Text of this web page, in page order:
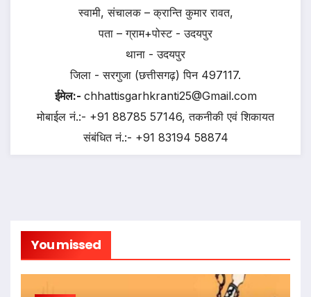
स्वामी, संचालक – क्रान्ति कुमार रावत,
पता – ग्राम+पोस्ट - उदयपुर
थाना - उदयपुर
जिला - सरगुजा (छत्तीसगढ़) पिन 497117.
ईमेल:- chhattisgarhkranti25@Gmail.com
मोबाईल नं.:- +91 88785 57146, तकनीकी एवं शिकायत
संबंधित नं.:- +91 83194 58874
You missed